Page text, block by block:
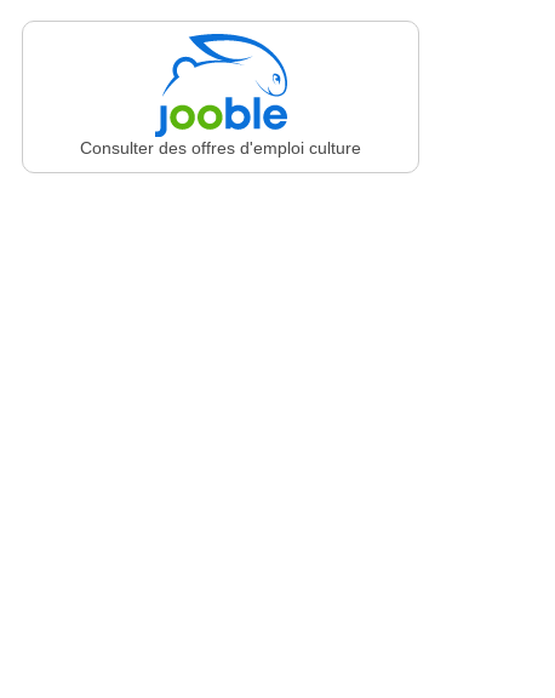
Consulter des offres d'emploi culture